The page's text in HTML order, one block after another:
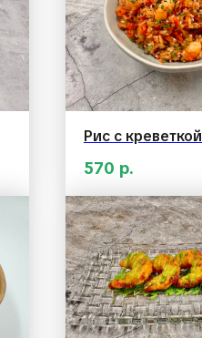
Рис с креветкой
570 р.